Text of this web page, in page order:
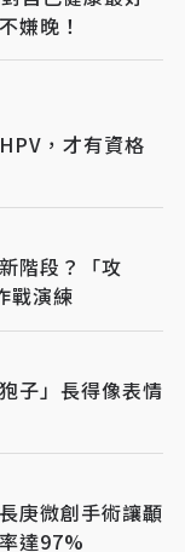
嫌晚！
，才有資格
階段？「攻
戰演練
子」長得像表情
庚微創手術讓顳
達97%